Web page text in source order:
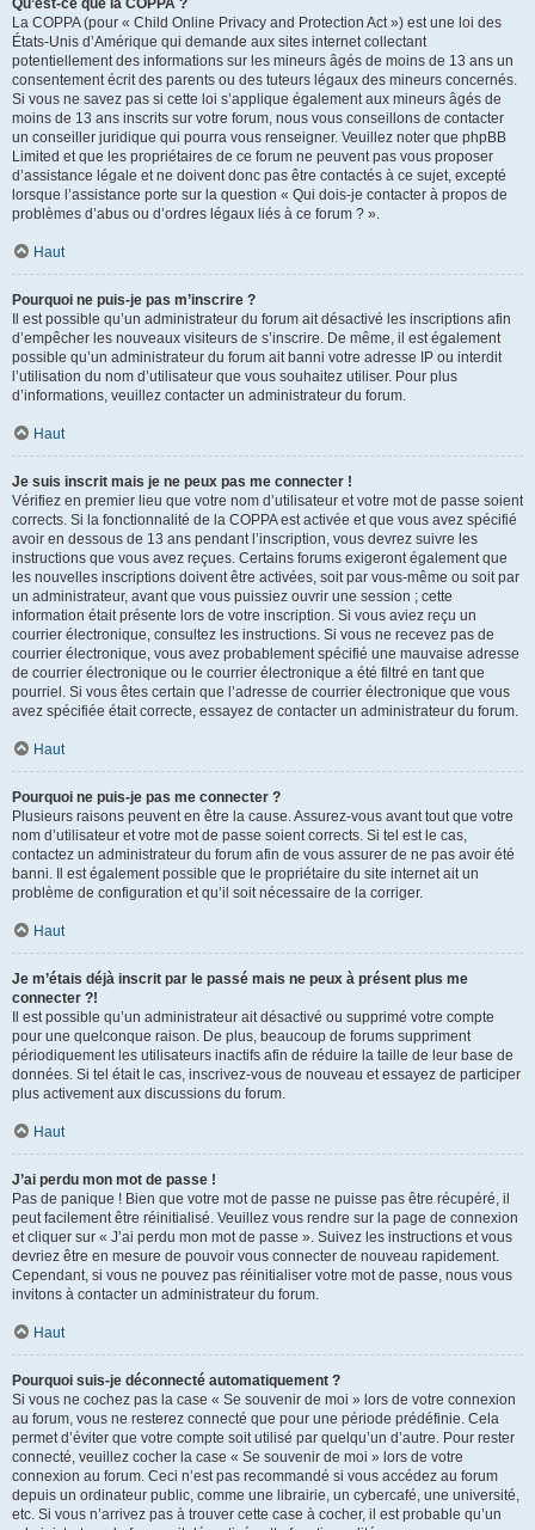
Qu’est-ce que la COPPA ?
La COPPA (pour « Child Online Privacy and Protection Act ») est une loi des
États-Unis d’Amérique qui demande aux sites internet collectant
potentiellement des informations sur les mineurs âgés de moins de 13 ans un
consentement écrit des parents ou des tuteurs légaux des mineurs concernés.
Si vous ne savez pas si cette loi s’applique également aux mineurs âgés de
moins de 13 ans inscrits sur votre forum, nous vous conseillons de contacter
un conseiller juridique qui pourra vous renseigner. Veuillez noter que phpBB
Limited et que les propriétaires de ce forum ne peuvent pas vous proposer
d’assistance légale et ne doivent donc pas être contactés à ce sujet, excepté
lorsque l’assistance porte sur la question « Qui dois-je contacter à propos de
problèmes d’abus ou d’ordres légaux liés à ce forum ? ».
Haut
Pourquoi ne puis-je pas m’inscrire ?
Il est possible qu’un administrateur du forum ait désactivé les inscriptions afin
d’empêcher les nouveaux visiteurs de s’inscrire. De même, il est également
possible qu’un administrateur du forum ait banni votre adresse IP ou interdit
l’utilisation du nom d’utilisateur que vous souhaitez utiliser. Pour plus
d’informations, veuillez contacter un administrateur du forum.
Haut
Je suis inscrit mais je ne peux pas me connecter !
Vérifiez en premier lieu que votre nom d’utilisateur et votre mot de passe soient
corrects. Si la fonctionnalité de la COPPA est activée et que vous avez spécifié
avoir en dessous de 13 ans pendant l’inscription, vous devrez suivre les
instructions que vous avez reçues. Certains forums exigeront également que
les nouvelles inscriptions doivent être activées, soit par vous-même ou soit par
un administrateur, avant que vous puissiez ouvrir une session ; cette
information était présente lors de votre inscription. Si vous aviez reçu un
courrier électronique, consultez les instructions. Si vous ne recevez pas de
courrier électronique, vous avez probablement spécifié une mauvaise adresse
de courrier électronique ou le courrier électronique a été filtré en tant que
pourriel. Si vous êtes certain que l’adresse de courrier électronique que vous
avez spécifiée était correcte, essayez de contacter un administrateur du forum.
Haut
Pourquoi ne puis-je pas me connecter ?
Plusieurs raisons peuvent en être la cause. Assurez-vous avant tout que votre
nom d’utilisateur et votre mot de passe soient corrects. Si tel est le cas,
contactez un administrateur du forum afin de vous assurer de ne pas avoir été
banni. Il est également possible que le propriétaire du site internet ait un
problème de configuration et qu’il soit nécessaire de la corriger.
Haut
Je m’étais déjà inscrit par le passé mais ne peux à présent plus me
connecter ?!
Il est possible qu’un administrateur ait désactivé ou supprimé votre compte
pour une quelconque raison. De plus, beaucoup de forums suppriment
périodiquement les utilisateurs inactifs afin de réduire la taille de leur base de
données. Si tel était le cas, inscrivez-vous de nouveau et essayez de participer
plus activement aux discussions du forum.
Haut
J’ai perdu mon mot de passe !
Pas de panique ! Bien que votre mot de passe ne puisse pas être récupéré, il
peut facilement être réinitialisé. Veuillez vous rendre sur la page de connexion
et cliquer sur « J’ai perdu mon mot de passe ». Suivez les instructions et vous
devriez être en mesure de pouvoir vous connecter de nouveau rapidement.
Cependant, si vous ne pouvez pas réinitialiser votre mot de passe, nous vous
invitons à contacter un administrateur du forum.
Haut
Pourquoi suis-je déconnecté automatiquement ?
Si vous ne cochez pas la case « Se souvenir de moi » lors de votre connexion
au forum, vous ne resterez connecté que pour une période prédéfinie. Cela
permet d’éviter que votre compte soit utilisé par quelqu’un d’autre. Pour rester
connecté, veuillez cocher la case « Se souvenir de moi » lors de votre
connexion au forum. Ceci n’est pas recommandé si vous accédez au forum
depuis un ordinateur public, comme une librairie, un cybercafé, une université,
etc. Si vous n’arrivez pas à trouver cette case à cocher, il est probable qu’un